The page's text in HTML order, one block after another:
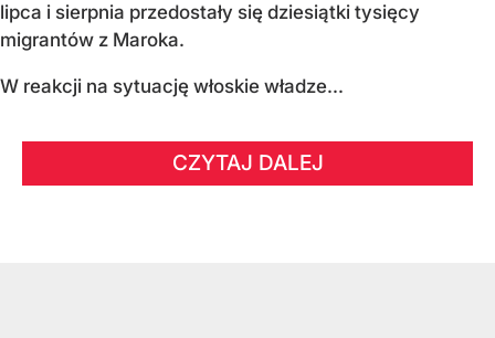
lipca i sierpnia przedostały się dziesiątki tysięcy
migrantów z Maroka.
W reakcji na sytuację włoskie władze...
CZYTAJ DALEJ